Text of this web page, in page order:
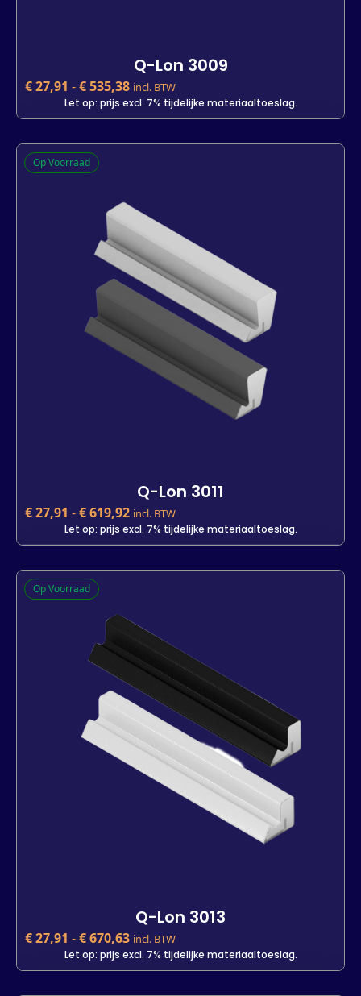
Q-Lon 3009
€27,91 -€535,38 incl. BTW
Let op: prijs excl. 7% tijdelijke materiaaltoeslag.
Q-Lon 3009
€27,91 incl. BTW
7 m 25 m 500 m
- +
In winkelwagen
Op Voorraad
Q-Lon 3011
€27,91 -€619,92 incl. BTW
Let op: prijs excl. 7% tijdelijke materiaaltoeslag.
Q-Lon 3011
€27,91 incl. BTW
25 m 500 m
- +
In winkelwagen
Op Voorraad
Q-Lon 3013
€27,91 -€670,63 incl. BTW
Let op: prijs excl. 7% tijdelijke materiaaltoeslag.